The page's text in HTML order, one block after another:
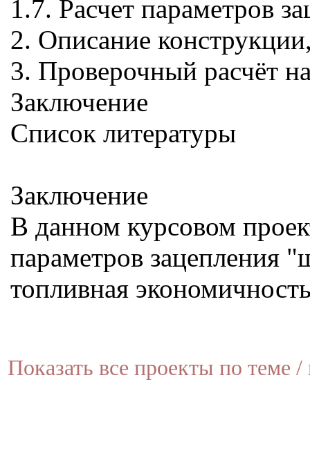
1.7. Расчет параметров
2. Описание
3. Проверочный расчёт
Заключение
Список литературы
Заключение
В данном курсовом
параметров зацепления
топливная
Показать все проекты по теме /